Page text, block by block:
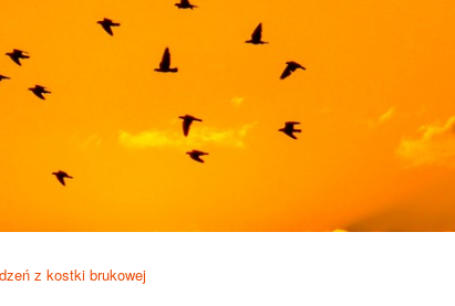
z kostki brukowej